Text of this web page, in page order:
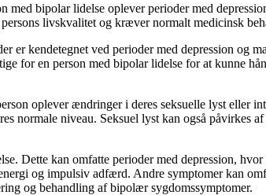
bipolar lidelse oplever perioder med
livskvalitet og kræver normalt medicinsk
kendetegnet ved perioder med depression og
for en person med bipolar lidelse for at kunne
oplever ændringer i deres seksuelle lyst eller
normale niveau. Seksuel lyst kan også påvirkes
Dette kan omfatte perioder med depression,
og impulsiv adfærd. Andre symptomer kan
og behandling af bipolær sygdomssymptomer.